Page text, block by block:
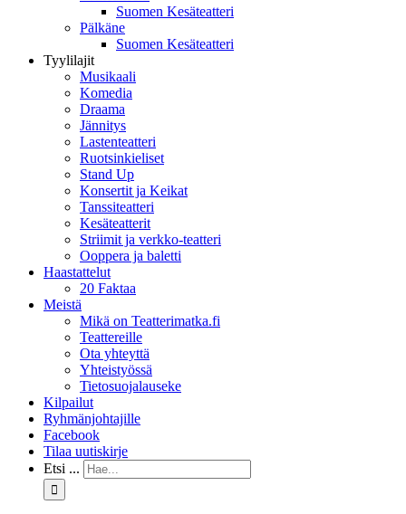
Suomen Kesäteatteri
Pälkäne
Suomen Kesäteatteri
Tyylilajit
Musikaali
Komedia
Draama
Jännitys
Lastenteatteri
Ruotsinkieliset
Stand Up
Konsertit ja Keikat
Tanssiteatteri
Kesäteatterit
Striimit ja verkko-teatteri
Ooppera ja baletti
Haastattelut
20 Faktaa
Meistä
Mikä on Teatterimatka.fi
Teattereille
Ota yhteyttä
Yhteistyössä
Tietosuojalauseke
Kilpailut
Ryhmänjohtajille
Facebook
Tilaa uutiskirje
Etsi ...